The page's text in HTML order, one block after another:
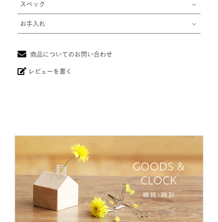
スペック
お手入れ
商品についてのお問い合わせ
レビューを書く